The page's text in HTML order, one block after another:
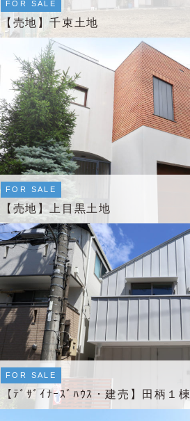
FOR SALE
【売地】千束土地
FOR SALE
【売地】上目黒土地
FOR SALE
【ﾃﾞｻﾞｲﾅｰｽﾞﾊｳｽ・建売】田柄１棟